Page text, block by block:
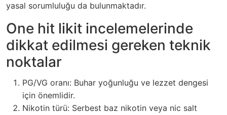
yasal sorumluluğu da bulunmaktadır.
One hit likit incelemelerinde
dikkat edilmesi gereken teknik
noktalar
PG/VG oranı: Buhar yoğunluğu ve lezzet dengesi
için önemlidir.
Nikotin türü: Serbest baz nikotin veya nic salt